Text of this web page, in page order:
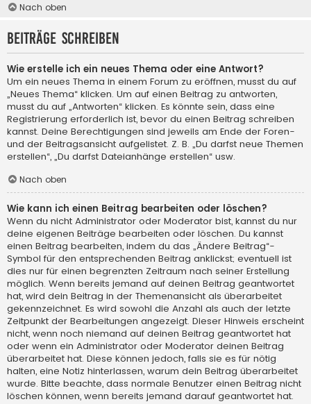
Nach oben
Beiträge schreiben
Wie erstelle ich ein neues Thema oder eine Antwort?
Um ein neues Thema in einem Forum zu eröffnen, musst du auf
„Neues Thema“ klicken. Um auf einen Beitrag zu antworten,
musst du auf „Antworten“ klicken. Es könnte sein, dass eine
Registrierung erforderlich ist, bevor du einen Beitrag schreiben
kannst. Deine Berechtigungen sind jeweils am Ende der Foren-
und der Beitragsansicht aufgelistet. Z. B. „Du darfst neue Themen
erstellen“, „Du darfst Dateianhänge erstellen“ usw.
Nach oben
Wie kann ich einen Beitrag bearbeiten oder löschen?
Wenn du nicht Administrator oder Moderator bist, kannst du nur
deine eigenen Beiträge bearbeiten oder löschen. Du kannst
einen Beitrag bearbeiten, indem du das „Ändere Beitrag“-
Symbol für den entsprechenden Beitrag anklickst; eventuell ist
dies nur für einen begrenzten Zeitraum nach seiner Erstellung
möglich. Wenn bereits jemand auf deinen Beitrag geantwortet
hat, wird dein Beitrag in der Themenansicht als überarbeitet
gekennzeichnet. Es wird sowohl die Anzahl als auch der letzte
Zeitpunkt der Bearbeitungen angezeigt. Dieser Hinweis erscheint
nicht, wenn noch niemand auf deinen Beitrag geantwortet hat
oder wenn ein Administrator oder Moderator deinen Beitrag
überarbeitet hat. Diese können jedoch, falls sie es für nötig
halten, eine Notiz hinterlassen, warum dein Beitrag überarbeitet
wurde. Bitte beachte, dass normale Benutzer einen Beitrag nicht
löschen können, wenn bereits jemand darauf geantwortet hat.